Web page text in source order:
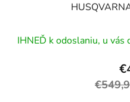
IHNEĎ k odoslaniu, u vás